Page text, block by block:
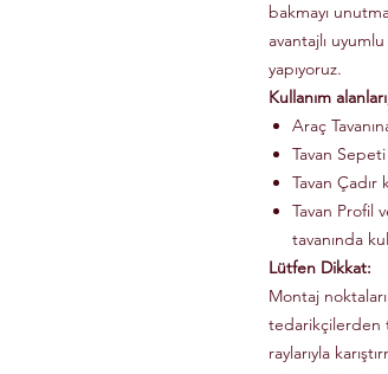
bakmayı
avantajlı
yapıyoruz.
Kullanım
Araç
Tavan
Tavan Çadır
Tavan Profil
tavanında
Lütfen Dikkat:
Montaj
tedarikçilerden
raylarıyla